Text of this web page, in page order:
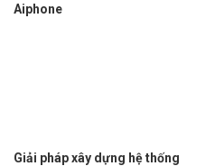
Aiphone
Giải pháp xây dựng hệ thống